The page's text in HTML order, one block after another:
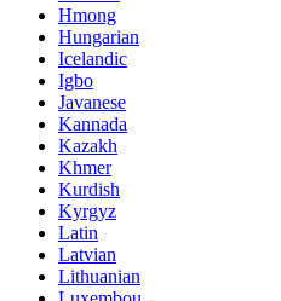
Hmong
Hungarian
Icelandic
Igbo
Javanese
Kannada
Kazakh
Khmer
Kurdish
Kyrgyz
Latin
Latvian
Lithuanian